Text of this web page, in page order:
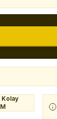
Kolay